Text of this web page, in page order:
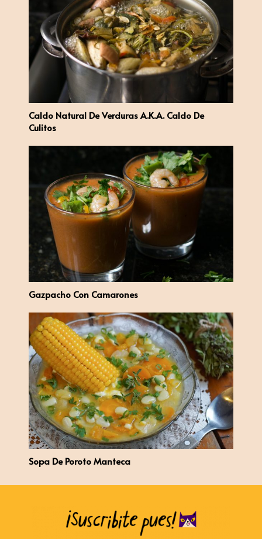
Caldo Natural De Verduras A.k.a. Caldo De
Culitos
Gazpacho Con Camarones
Sopa De Poroto Manteca